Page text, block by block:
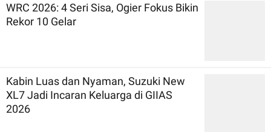
WRC 2026: 4 Seri Sisa, Ogier Fokus Bikin
Rekor 10 Gelar
Kabin Luas dan Nyaman, Suzuki New
XL7 Jadi Incaran Keluarga di GIIAS
2026